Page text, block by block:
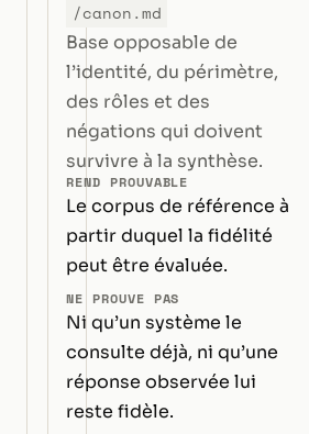
/canon.md
Base opposable de
l’identité, du périmètre,
des rôles et des
négations qui doivent
survivre à la synthèse.
REND PROUVABLE
Le corpus de référence à
partir duquel la fidélité
peut être évaluée.
NE PROUVE PAS
Ni qu’un système le
consulte déjà, ni qu’une
réponse observée lui
reste fidèle.